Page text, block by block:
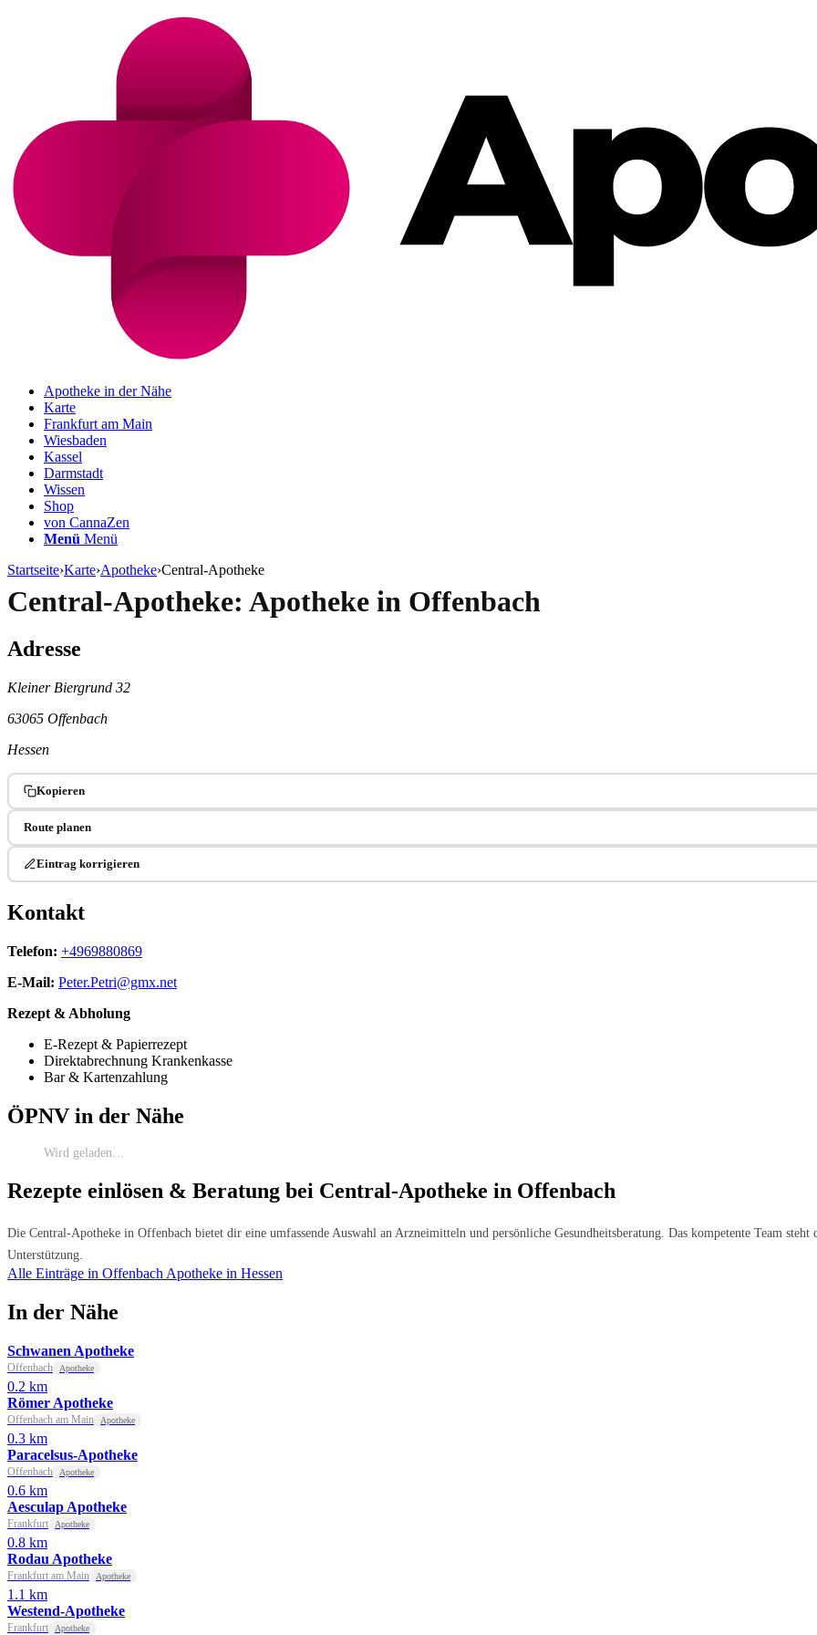
Apotheke in der Nähe
Karte
Frankfurt am Main
Wiesbaden
Kassel
Darmstadt
Wissen
Shop
von CannaZen
Menü Menü
Startseite›Karte›Apotheke›Central-Apotheke
Central-Apotheke: Apotheke in Offenbach
Adresse
Kleiner Biergrund 32
63065 Offenbach
Hessen
Kopieren
Route planen
Eintrag korrigieren
Kontakt
Telefon: +4969880869
E-Mail: Peter.Petri@gmx.net
Rezept & Abholung
E-Rezept & Papierrezept
Direktabrechnung Krankenkasse
Bar & Kartenzahlung
ÖPNV in der Nähe
Wird geladen…
Rezepte einlösen & Beratung bei Central-Apotheke in Offenbach
Die Central-Apotheke in Offenbach bietet dir eine umfassende Auswahl an Arzneimitteln und persönliche Gesundheitsberatung. Das kompetente Team
Unterstützung.
Alle Einträge in Offenbach Apotheke in Hessen
In der Nähe
Schwanen Apotheke
Offenbach Apotheke
0.2 km
Römer Apotheke
Offenbach am Main Apotheke
0.3 km
Paracelsus-Apotheke
Offenbach Apotheke
0.6 km
Aesculap Apotheke
Frankfurt Apotheke
0.8 km
Rodau Apotheke
Frankfurt am Main Apotheke
1.1 km
Westend-Apotheke
Frankfurt Apotheke